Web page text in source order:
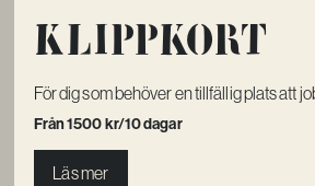
Klippkort
För dig som behöver en tillfällig plats att
Från 1500 kr/10 dagar
Läs mer